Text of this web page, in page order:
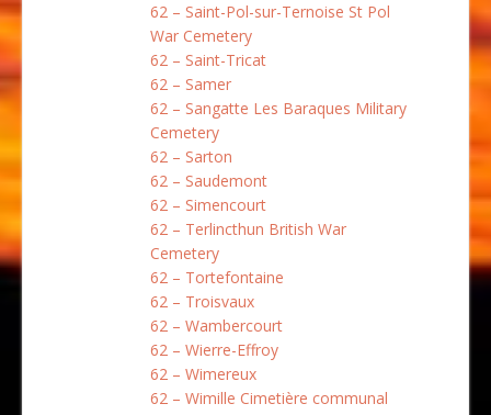
62 – Saint-Pol-sur-Ternoise St Pol
War Cemetery
62 – Saint-Tricat
62 – Samer
62 – Sangatte Les Baraques Military
Cemetery
62 – Sarton
62 – Saudemont
62 – Simencourt
62 – Terlincthun British War
Cemetery
62 – Tortefontaine
62 – Troisvaux
62 – Wambercourt
62 – Wierre-Effroy
62 – Wimereux
62 – Wimille Cimetière communal